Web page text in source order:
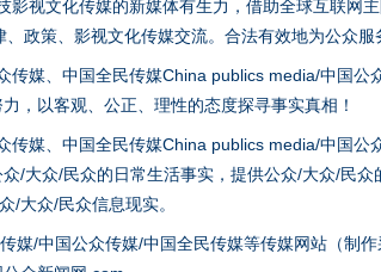
影视文化传媒的新媒体有生力，借助全球互联网
政策、影视文化传媒交流。合法有效地为公众服
传媒、中国全民传媒China publics media/中国
，以客观、公正、理性的态度探寻事实真相！
传媒、中国全民传媒China publics media/中国
/大众/民众的日常生活事实，提供公众/大众/民
/大众/民众信息现实。
媒/中国公众传媒/中国全民传媒等传媒网站（制
谢谢有你温暖了四季